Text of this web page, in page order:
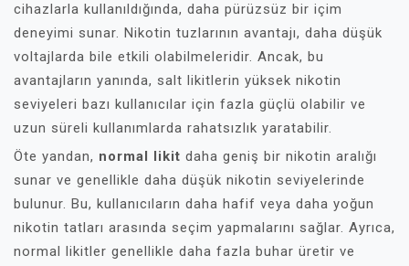
cihazlarla kullanıldığında, daha pürüzsüz bir içim
deneyimi sunar. Nikotin tuzlarının avantajı, daha düşük
voltajlarda bile etkili olabilmeleridir. Ancak, bu
avantajların yanında, salt likitlerin yüksek nikotin
seviyeleri bazı kullanıcılar için fazla güçlü olabilir ve
uzun süreli kullanımlarda rahatsızlık yaratabilir.
Öte yandan, normal likit daha geniş bir nikotin aralığı
sunar ve genellikle daha düşük nikotin seviyelerinde
bulunur. Bu, kullanıcıların daha hafif veya daha yoğun
nikotin tatları arasında seçim yapmalarını sağlar. Ayrıca,
normal likitler genellikle daha fazla buhar üretir ve